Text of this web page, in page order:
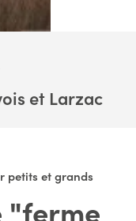
et Larzac
petits et grands
"ferme